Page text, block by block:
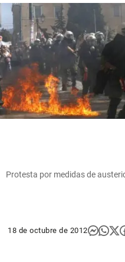
Protesta por medidas de
18 de octubre de 2012